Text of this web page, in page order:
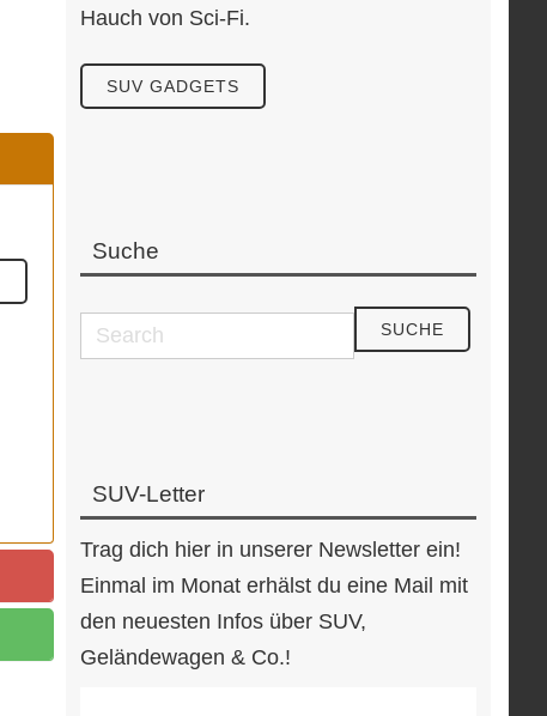
Hauch von Sci-Fi.
SUV GADGETS
Suche
SUV-Letter
Trag dich hier in unserer Newsletter ein!
Einmal im Monat erhälst du eine Mail mit
den neuesten Infos über SUV,
Geländewagen & Co.!